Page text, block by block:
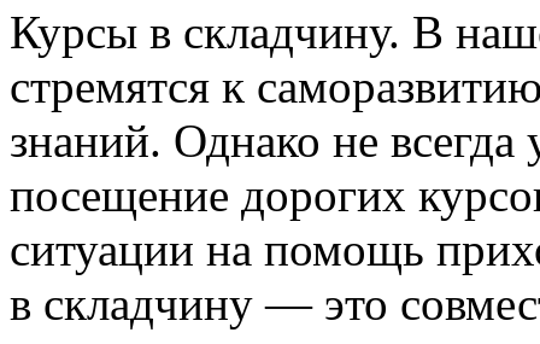
Курсы в склaдчину. В
стремятся к
знаний. Однако не всегда
посещение дорогих
ситуации на помощь
в складчину — это